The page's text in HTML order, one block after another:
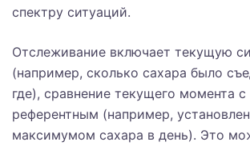
спектру ситуаций.
Отслеживание включает текущую
(например, сколько сахара было
где), сравнение текущего момента
референтным (например,
максимумом сахара в день). Это